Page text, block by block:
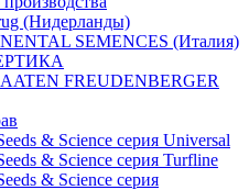
(Нидерланды)
SEMENCES (Италия)
FREUDENBERGER
& Sciеnce серия Universal
& Sciеnce серия Turfline
& Sciеnce серия